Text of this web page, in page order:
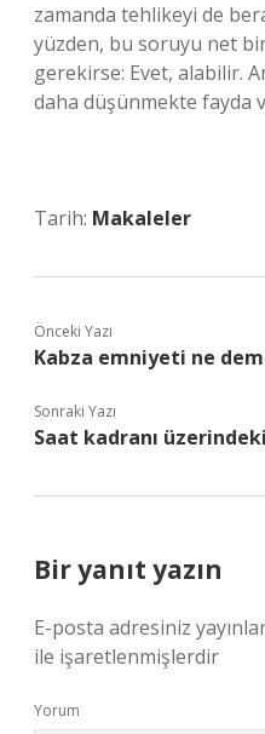
zamanda tehlikeyi de
yüzden, bu soruyu net
gerekirse: Evet, alabilir.
daha düşünmekte fayda
Tarih: Makaleler
Önceki Yazı
Kabza emniyeti ne
Sonraki Yazı
Saat kadranı
Bir yanıt yazın
E-posta adresiniz
ile işaretlenmişlerdir
Yorum